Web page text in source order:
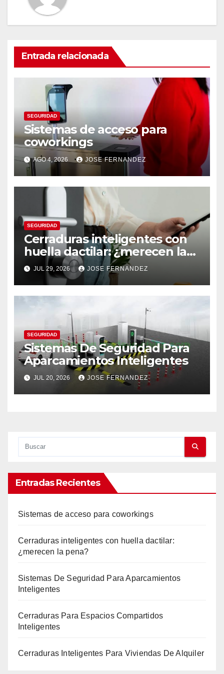
Entrada relacionada
SEGURIDAD
Sistemas de acceso para
coworkings
AGO 4, 2026 JOSE FERNANDEZ
SEGURIDAD
Cerraduras inteligentes con
huella dactilar: ¿merecen la
pena?
JUL 29, 2026 JOSE FERNANDEZ
SEGURIDAD
Sistemas De Seguridad Para
Aparcamientos Inteligentes
JUL 20, 2026 JOSE FERNANDEZ
Entradas Recientes
Sistemas de acceso para coworkings
Cerraduras inteligentes con huella dactilar:
¿merecen la pena?
Sistemas De Seguridad Para Aparcamientos
Inteligentes
Cerraduras Para Espacios Compartidos
Inteligentes
Cerraduras Inteligentes Para Viviendas De Alquiler